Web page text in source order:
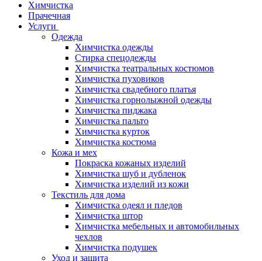
Химчистка
Прачечная
Услуги
Одежда
Химчистка одежды
Стирка спецодежды
Химчистка театральных костюмов
Химчистка пуховиков
Химчистка свадебного платья
Химчистка горнолыжной одежды
Химчистка пиджака
Химчистка пальто
Химчистка курток
Химчистка костюма
Кожа и мех
Покраска кожаных изделий
Химчистка шуб и дубленок
Химчистка изделий из кожи
Текстиль для дома
Химчистка одеял и пледов
Химчистка штор
Химчистка мебельных и автомобильных
чехлов
Химчистка подушек
Уход и защита